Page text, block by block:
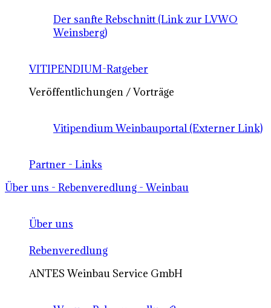
Der sanfte Rebschnitt (Link zur LVWO
Weinsberg)
VITIPENDIUM-Ratgeber
Veröffentlichungen / Vorträge
Vitipendium Weinbauportal (Externer Link)
Partner - Links
Über uns - Rebenveredlung - Weinbau
Über uns
Rebenveredlung
ANTES Weinbau Service GmbH